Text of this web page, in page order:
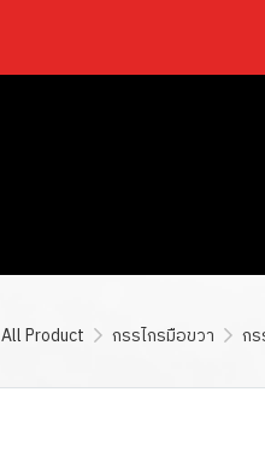
All Product กรรไกรมือขวา ก